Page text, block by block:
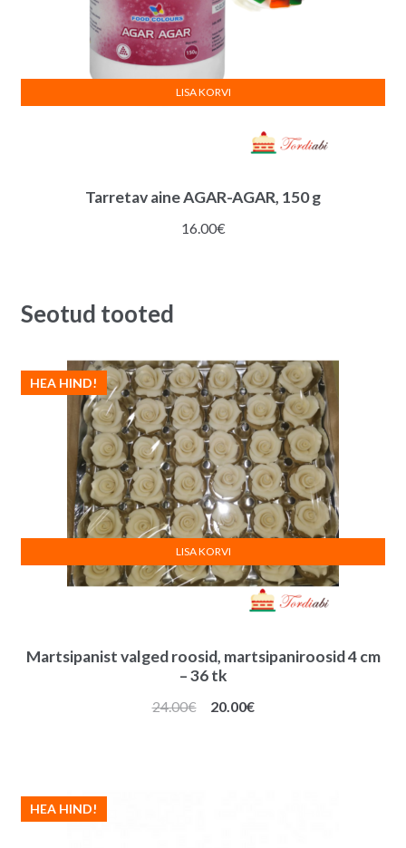
Tarretav aine AGAR-AGAR, 150 g
16.00€
LISA KORVI
Seotud tooted
Martsipanist valged roosid, martsipaniroosid 4 cm
– 36 tk
HEA HIND!
24.00€
Algne
20.00€Praegune
LISA KORVI
HEA HIND!